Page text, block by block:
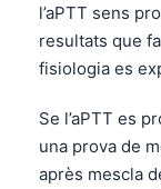
l’aPTT sens
resultats que
fisiologia es
Se l’aPTT es
una prova de
après mescla
हिन्दी
Bahasa
Íslenska
Српски